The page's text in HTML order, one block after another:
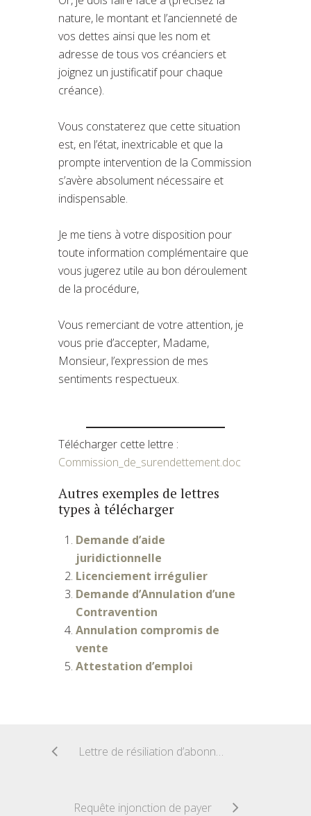
nature, le montant et l’ancienneté de
vos dettes ainsi que les nom et
adresse de tous vos créanciers et
joignez un justificatif pour chaque
créance).
Vous constaterez que cette situation
est, en l’état, inextricable et que la
prompte intervention de la Commission
s’avère absolument nécessaire et
indispensable.
Je me tiens à votre disposition pour
toute information complémentaire que
vous jugerez utile au bon déroulement
de la procédure,
Vous remerciant de votre attention, je
vous prie d’accepter, Madame,
Monsieur, l’expression de mes
sentiments respectueux.
Télécharger cette lettre :
Commission_de_surendettement.doc
Autres exemples de lettres
types à télécharger
Demande d’aide
juridictionnelle
Licenciement irrégulier
Demande d’Annulation d’une
Contravention
Annulation compromis de
vente
Attestation d’emploi
Lettre de résiliation d’abonnement à un Club de lecture
Requête injonction de payer